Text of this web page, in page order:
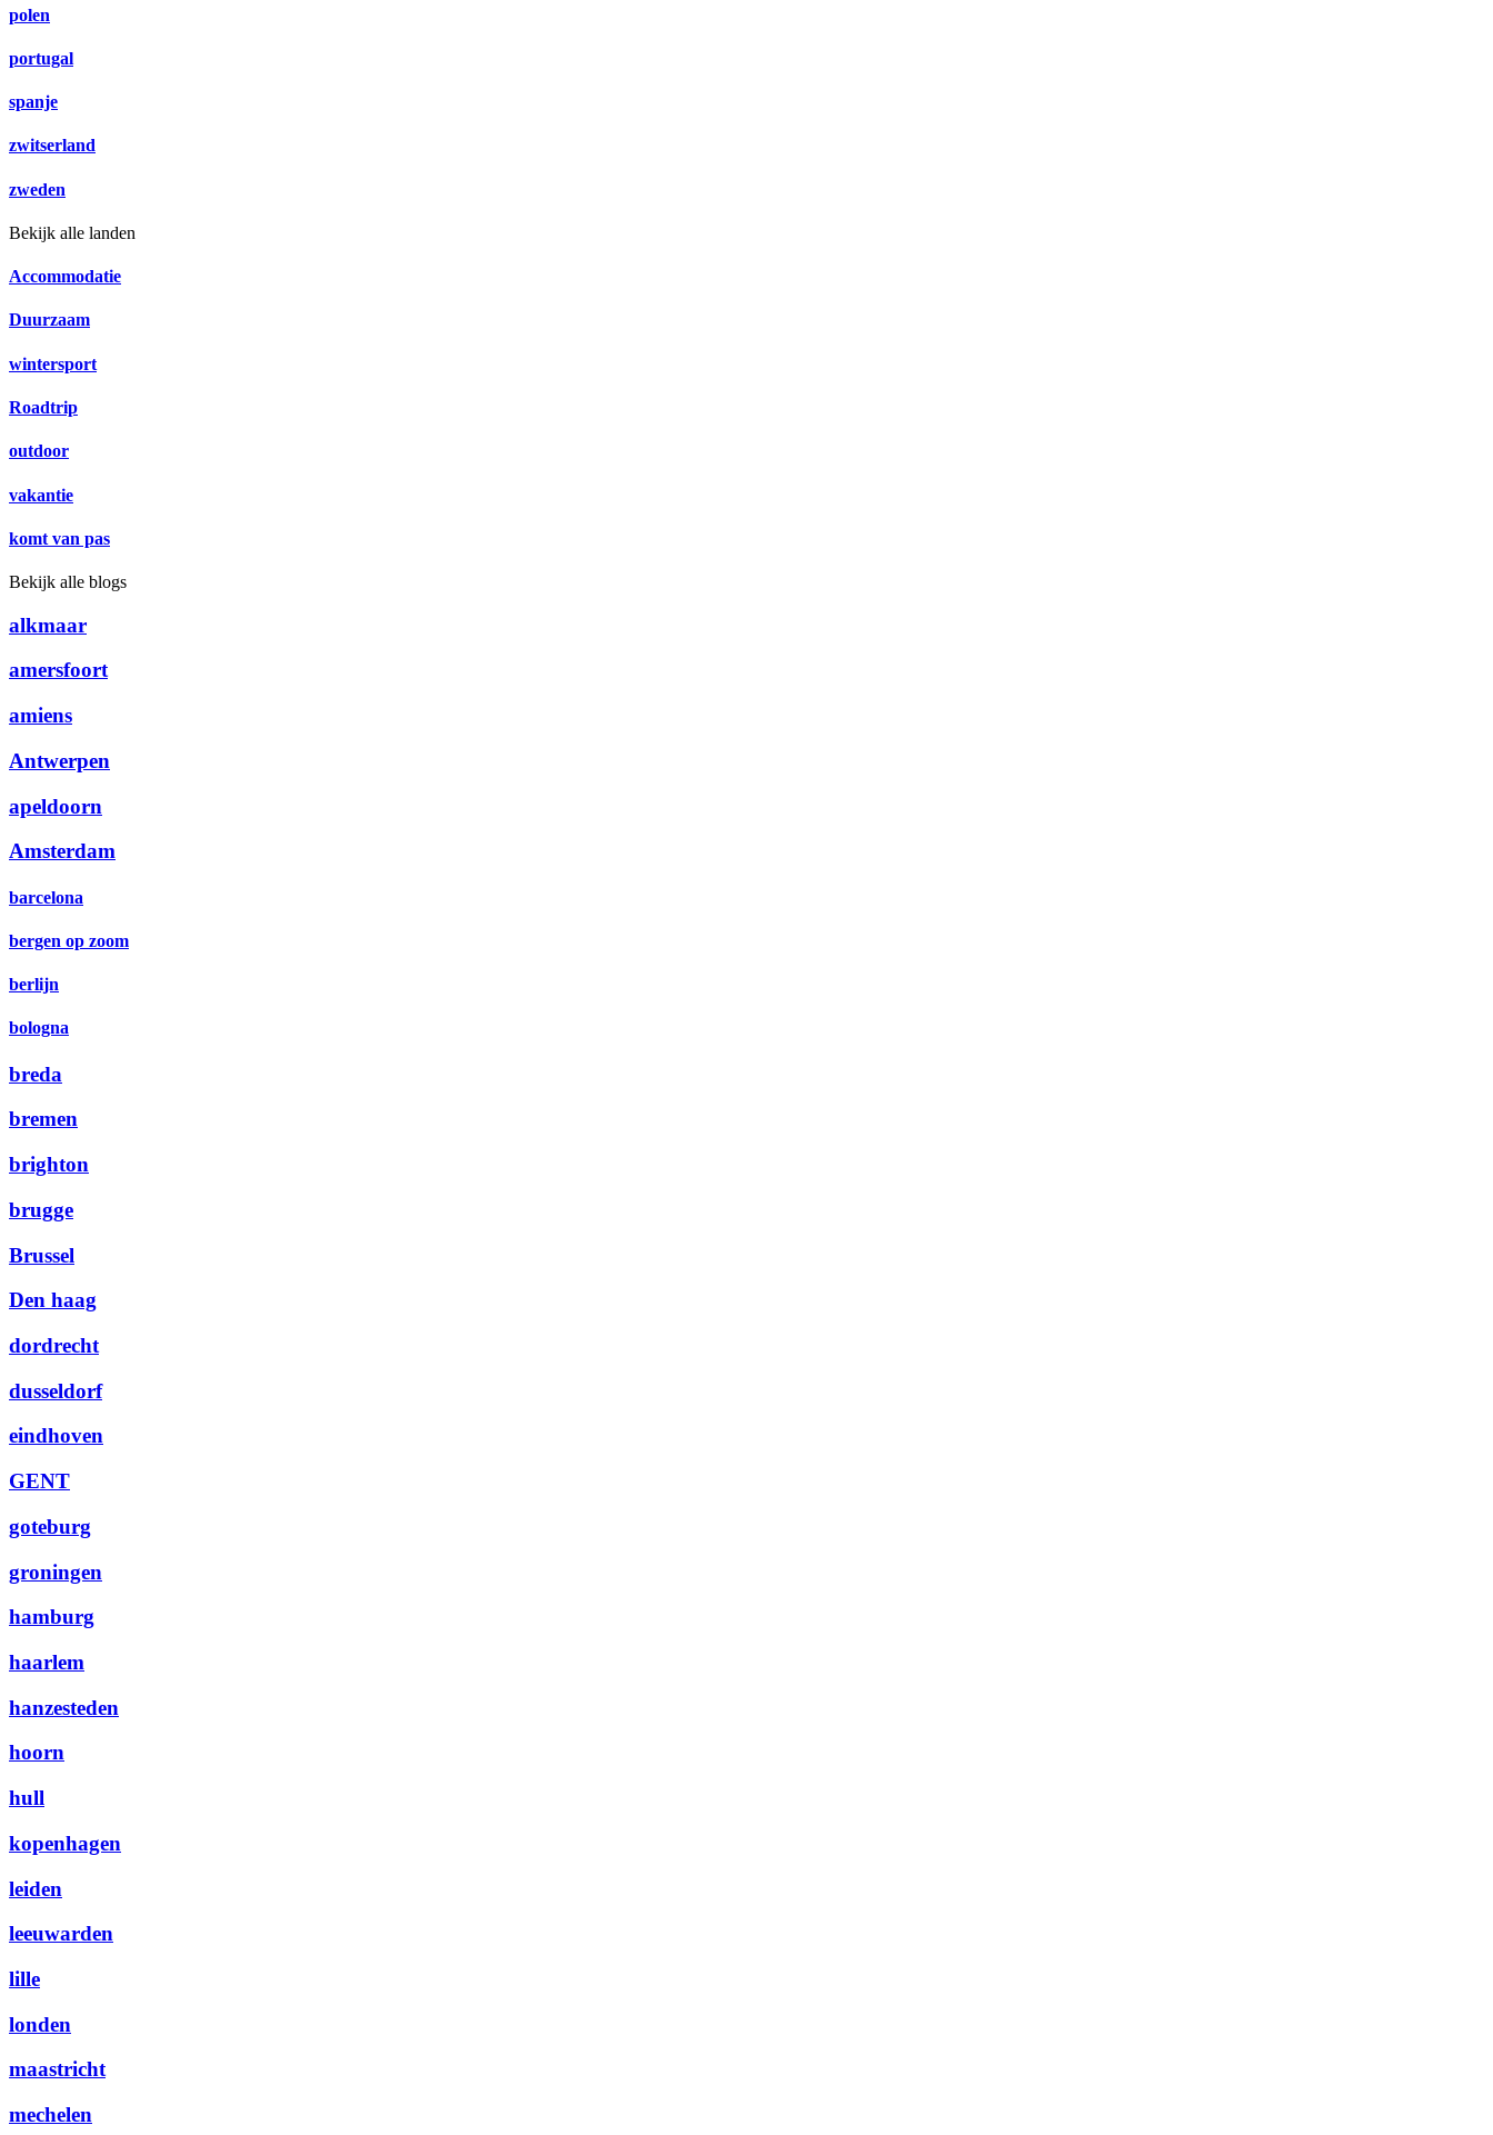
polen
portugal
spanje
zwitserland
zweden
Bekijk alle landen
Accommodatie
Duurzaam
wintersport
Roadtrip
outdoor
vakantie
komt van pas
Bekijk alle blogs
alkmaar
amersfoort
amiens
Antwerpen
apeldoorn
Amsterdam
barcelona
bergen op zoom
berlijn
bologna
breda
bremen
brighton
brugge
Brussel
Den haag
dordrecht
dusseldorf
eindhoven
GENT
goteburg
groningen
hamburg
haarlem
hanzesteden
hoorn
hull
kopenhagen
leiden
leeuwarden
lille
londen
maastricht
mechelen